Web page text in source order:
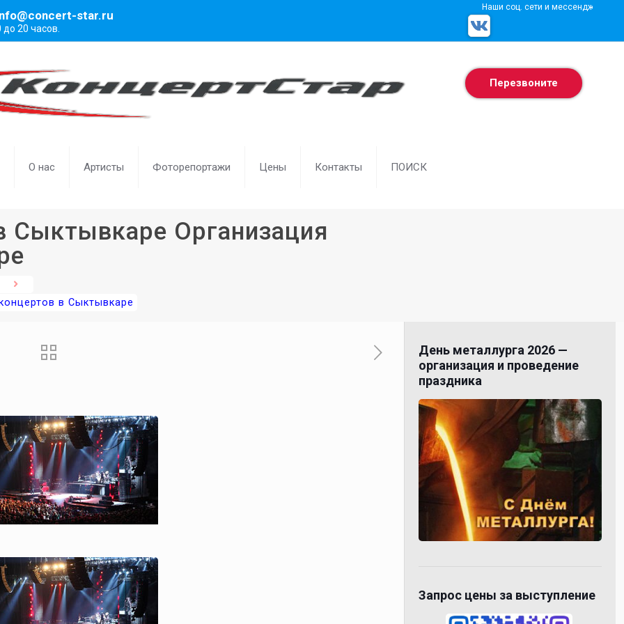
star.ru
до 20 часов.
Наши соц. сети и мессенджеры
О нас Артисты Фоторепортажи Цены Контакты ПОИСК
Перезвоните
Сыктывкаре Организация
в Сыктывкаре
День металлурга 2026 —
организация и проведение
праздника
Запрос цены за выступление